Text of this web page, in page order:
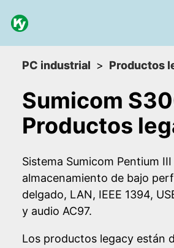
PC industrial Productos
Sumicom
Productos
Sistema Sumicom Pentium
almacenamiento de bajo
delgado, LAN, IEEE 1394,
y audio AC97.
Los productos legacy están